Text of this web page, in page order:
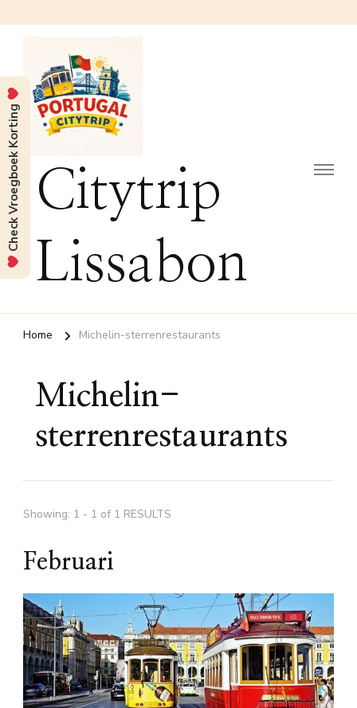
Citytrip
Lissabon
Home Michelin-sterrenrestaurants
Michelin-
sterrenrestaurants
Showing: 1 - 1 of 1 RESULTS
Februari
Check Vroegboek Korting